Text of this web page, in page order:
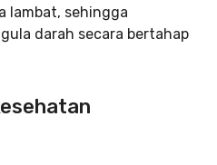
lambat, sehingga
darah secara bertahap